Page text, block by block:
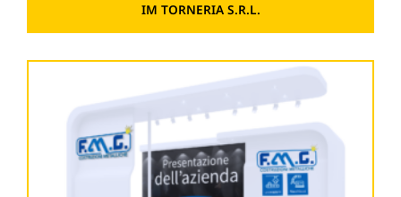
IM TORNERIA S.R.L.